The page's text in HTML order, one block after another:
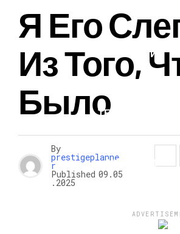
ОТНОШЕНИЯ
НАУКА И
ТЕХНОЛОГИИ
НОВОСТИ
Я Его
Из Того,
Было
By
prestigeplanne
r
Published 09.05
.2025